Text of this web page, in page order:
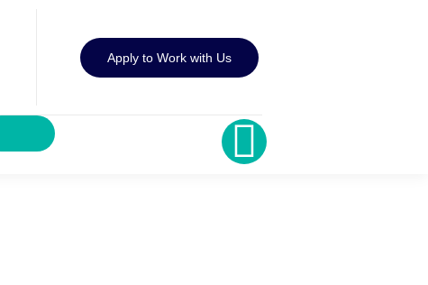
Apply to Work with Us